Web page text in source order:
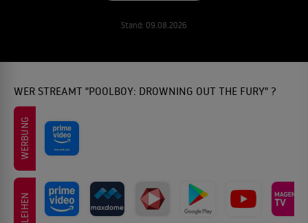
Stand: 09.08.2026
WER STREAMT "POOLBOY: DROWNING OUT THE FURY" ?
WERBUNG
LEIHEN